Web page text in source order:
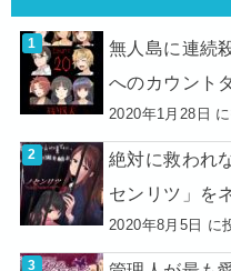
無人島に連続
へのカウント
2020年1月28日
絶対に救われ
センリツ」を
2020年8月5日 に